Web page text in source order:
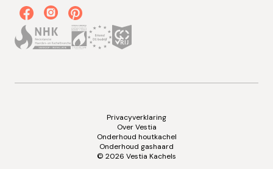
Privacyverklaring
Over Vestia
Onderhoud houtkachel
Onderhoud gashaard
© 2026 Vestia Kachels